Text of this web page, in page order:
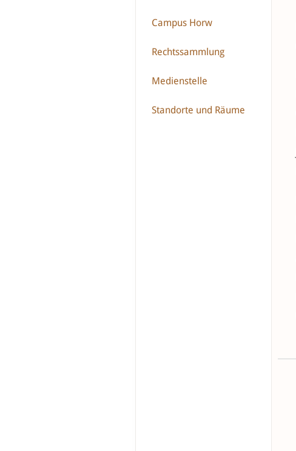
Campus Horw
Rechtssammlung
Medienstelle
Standorte und Räume